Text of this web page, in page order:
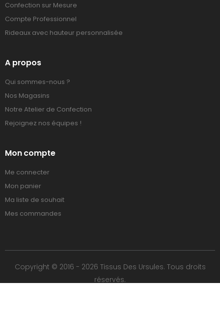
Confection sur Mesure
Compte Professionnel
Rideaux avec hauteur personnalisée
A propos
Qui sommes-nous ?
Nos Magasins
Notre Atelier de Confection
Rejoignez nos équipes !
Mon compte
Me connecter
Mon panier
Ma liste de souhait
Mes commandes
Copyright © 2016 - 2026 Tissus Des Ursules. Tous droits
réservés.